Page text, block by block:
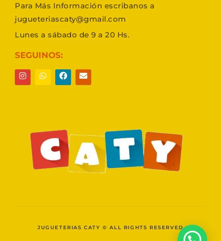
Para Más Información escribanos a
jugueteriascaty@gmail.com
Lunes a sábado de 9 a 20 Hs.
SEGUINOS:
JUGUETERIAS CATY © ALL RIGHTS RESERVED